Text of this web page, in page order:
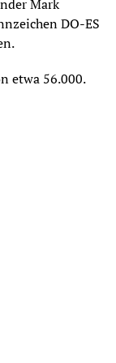
Mark
DO-ES
etwa 56.000.